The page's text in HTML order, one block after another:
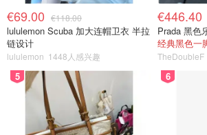
€69.00 €118.00
lululemon Scuba 加大连帽卫衣 半拉
链设计
lululemon 1448人感兴趣
€446.40
Prada 黑色
TheDoubleF
5 6